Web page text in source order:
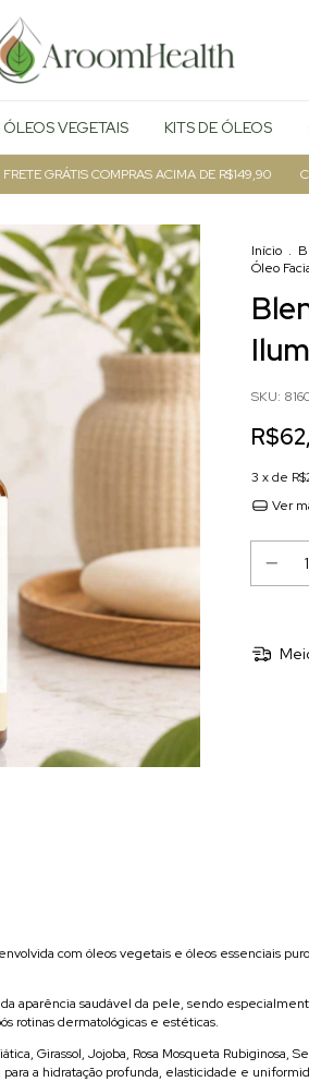
ÓLEOS VEGETAIS KITS DE ÓLEOS
GRÁTIS COMPRAS ACIMA DE R$149,90 CUPOM
Início .
Óleo
SKU:
3 x de
Ver
com óleos vegetais e óleos essenciais
aparência saudável da pele, sendo
rotinas dermatológicas e estéticas.
Girassol, Jojoba, Rosa Mosqueta
a hidratação profunda, elasticidade e